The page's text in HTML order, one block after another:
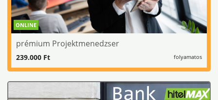
ONLINE
prémium Projektmenedzser
folyamatos
239.000 Ft